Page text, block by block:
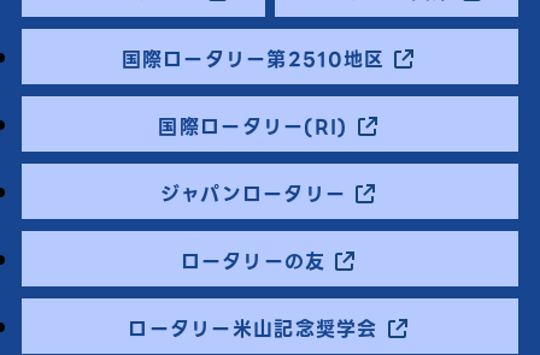
国際ロータリー第2510地区
国際ロータリー(RI)
ジャパンロータリー
ロータリーの友
ロータリー米山記念奨学会